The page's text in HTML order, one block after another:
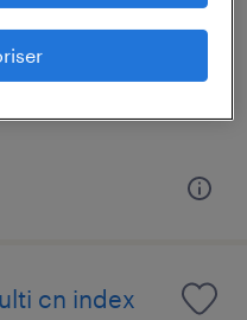
cn index